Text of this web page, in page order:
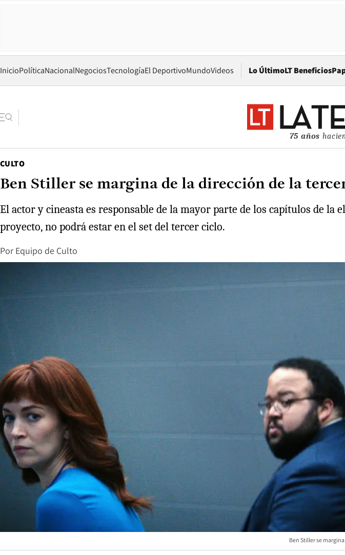
InicioPolíticaNacionalNegociosTecnologíaEl DeportivoMundoVideos Lo ÚltimoLT Beneficios
75 años
CULTO
Ben Stiller se margina de la dirección de la
El actor y cineasta es responsable de la mayor parte de los capítulos de la
proyecto, no podrá estar en el set del tercer ciclo.
Por Equipo de Culto
Ben Stiller se